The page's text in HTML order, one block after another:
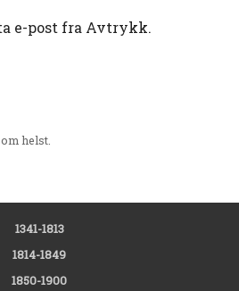
e-post fra Avtrykk.
helst.
1341-1813
1814-1849
1850-1900